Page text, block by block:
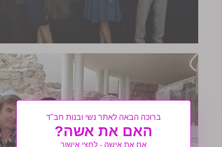
ברוכה הבאה לאתר נשי ובנות חב"ד
האם את אשה?
אם את אישה - לחצי אישור